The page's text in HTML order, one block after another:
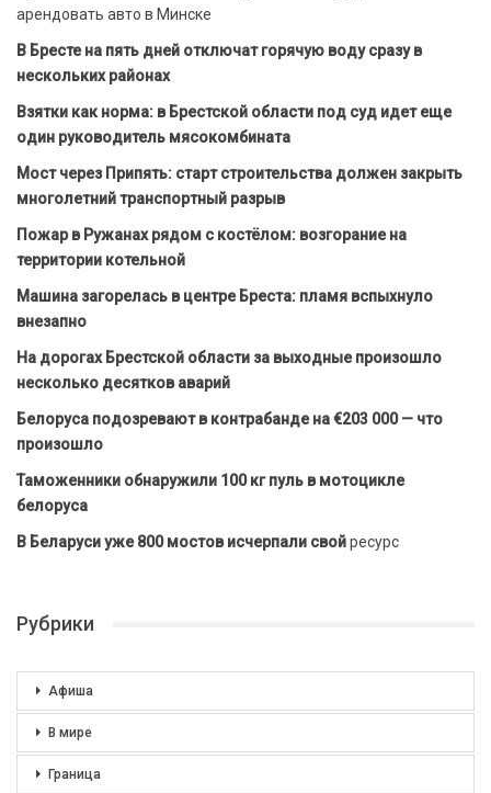
арендовать авто в Минске
В Бресте на пять дней отключат горячую воду сразу в
нескольких районах
Взятки как норма: в Брестской области под суд идет еще
один руководитель мясокомбината
Мост через Припять: старт строительства должен закрыть
многолетний транспортный разрыв
Пожар в Ружанах рядом с костёлом: возгорание на
территории котельной
Машина загорелась в центре Бреста: пламя вспыхнуло
внезапно
На дорогах Брестской области за выходные произошло
несколько десятков аварий
Белоруса подозревают в контрабанде на €203 000 — что
произошло
Таможенники обнаружили 100 кг пуль в мотоцикле
белоруса
В Беларуси уже 800 мостов исчерпали свойресурс
Рубрики
Афиша
В мире
Граница